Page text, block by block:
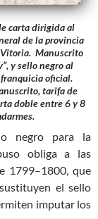
carta dirigida al
de la provincia
Manuscrito
y sello negro al
oficial.
tarifa de
doble entre 6 y 8
negro para la
obliga a las
1799–1800, que
el sello
imputar los